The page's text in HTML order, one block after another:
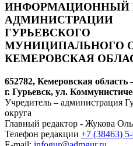
ИНФОРМАЦИОННЫЙ
АДМИНИСТРАЦИИ
ГУРЬЕВСКОГО
МУНИЦИПАЛЬНОГО
КЕМЕРОВСКАЯ
652782, Кемеровская область
г. Гурьевск, ул.
Учредитель – администрация
округа
Главный редактор - Жукова
Телефон редакции +7 (38463)